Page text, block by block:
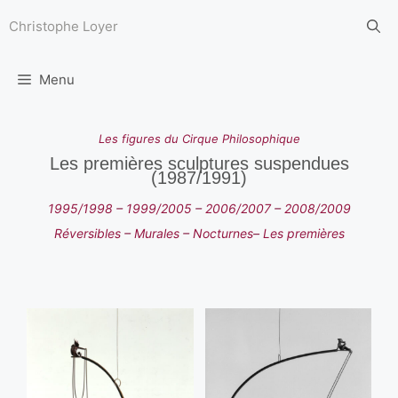
contenu
Christophe Loyer
Menu
Les figuresdu Cirque Philosophique
Les premières sculptures suspendues
(1987/1991)
1995/1998 – 1999/2005 – 2006/2007– 2008/2009
Réversibles–Murales–Nocturnes– Les premières